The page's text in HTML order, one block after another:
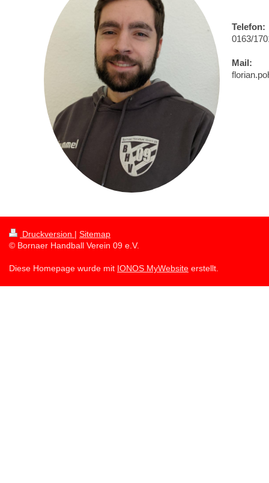
Telefon:
0163/
Mail:
Druckversion | Sitemap
© Bornaer Handball Verein 09 e.V.
Diese Homepage wurde mit IONOS MyWebsite erstellt.